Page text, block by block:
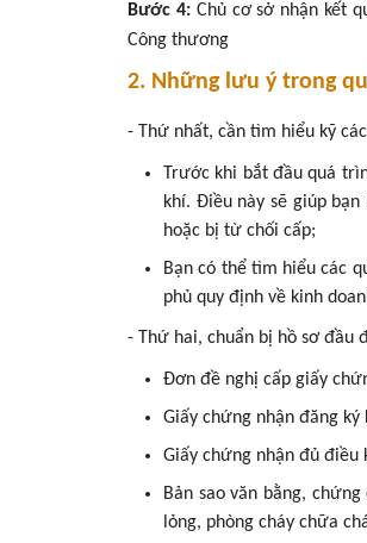
Bước 4:Chủ cơ sở nhận kết
Công thương
2. Những lưu ý trong
- Thứ nhất, cần tìm hiểu kỹ
Trước khi bắt đầu quá
khí. Điều này sẽ giúp
hoặc bị từ chối cấp;
Bạn có thể tìm hiểu các
phủ quy định về kinh
- Thứ hai, chuẩn bị hồ sơ đầu
Đơn đề nghị cấp giấy
Giấy chứng nhận đăng ký
Giấy chứng nhận đủ điều
Bản sao văn bằng,
lỏng, phòng cháy chữa